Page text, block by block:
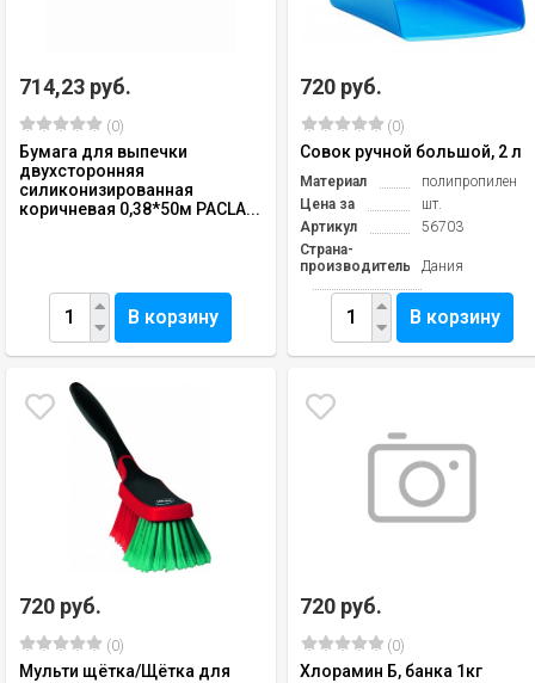
714,23 руб.
(0)
Бумага для выпечки
двухсторонняя
силиконизированная
коричневая 0,38*50м PACLA...
В корзину
720 руб.
(0)
Совок ручной большой, 2 л
Материал
полипропилен
Цена за
шт.
Артикул
56703
Страна-
производитель
Дания
В корзину
720 руб.
(0)
Мульти щётка/Щётка для
720 руб.
(0)
Хлорамин Б, банка 1кг